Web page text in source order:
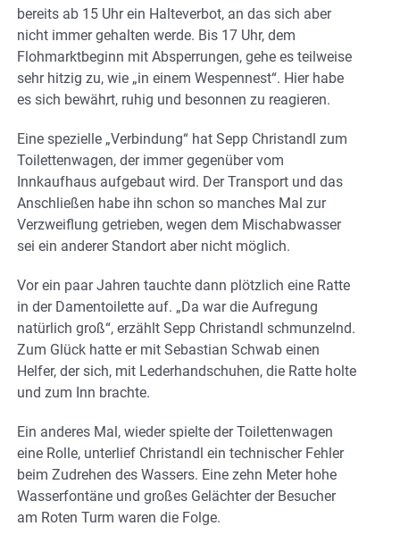
bereits ab 15 Uhr ein Halteverbot, an das sich aber
nicht immer gehalten werde. Bis 17 Uhr, dem
Flohmarktbeginn mit Absperrungen, gehe es teilweise
sehr hitzig zu, wie „in einem Wespennest“. Hier habe
es sich bewährt, ruhig und besonnen zu reagieren.
Eine spezielle „Verbindung“ hat Sepp Christandl zum
Toilettenwagen, der immer gegenüber vom
Innkaufhaus aufgebaut wird. Der Transport und das
Anschließen habe ihn schon so manches Mal zur
Verzweiflung getrieben, wegen dem Mischabwasser
sei ein anderer Standort aber nicht möglich.
Vor ein paar Jahren tauchte dann plötzlich eine Ratte
in der Damentoilette auf. „Da war die Aufregung
natürlich groß“, erzählt Sepp Christandl schmunzelnd.
Zum Glück hatte er mit Sebastian Schwab einen
Helfer, der sich, mit Lederhandschuhen, die Ratte holte
und zum Inn brachte.
Ein anderes Mal, wieder spielte der Toilettenwagen
eine Rolle, unterlief Christandl ein technischer Fehler
beim Zudrehen des Wassers. Eine zehn Meter hohe
Wasserfontäne und großes Gelächter der Besucher
am Roten Turm waren die Folge.